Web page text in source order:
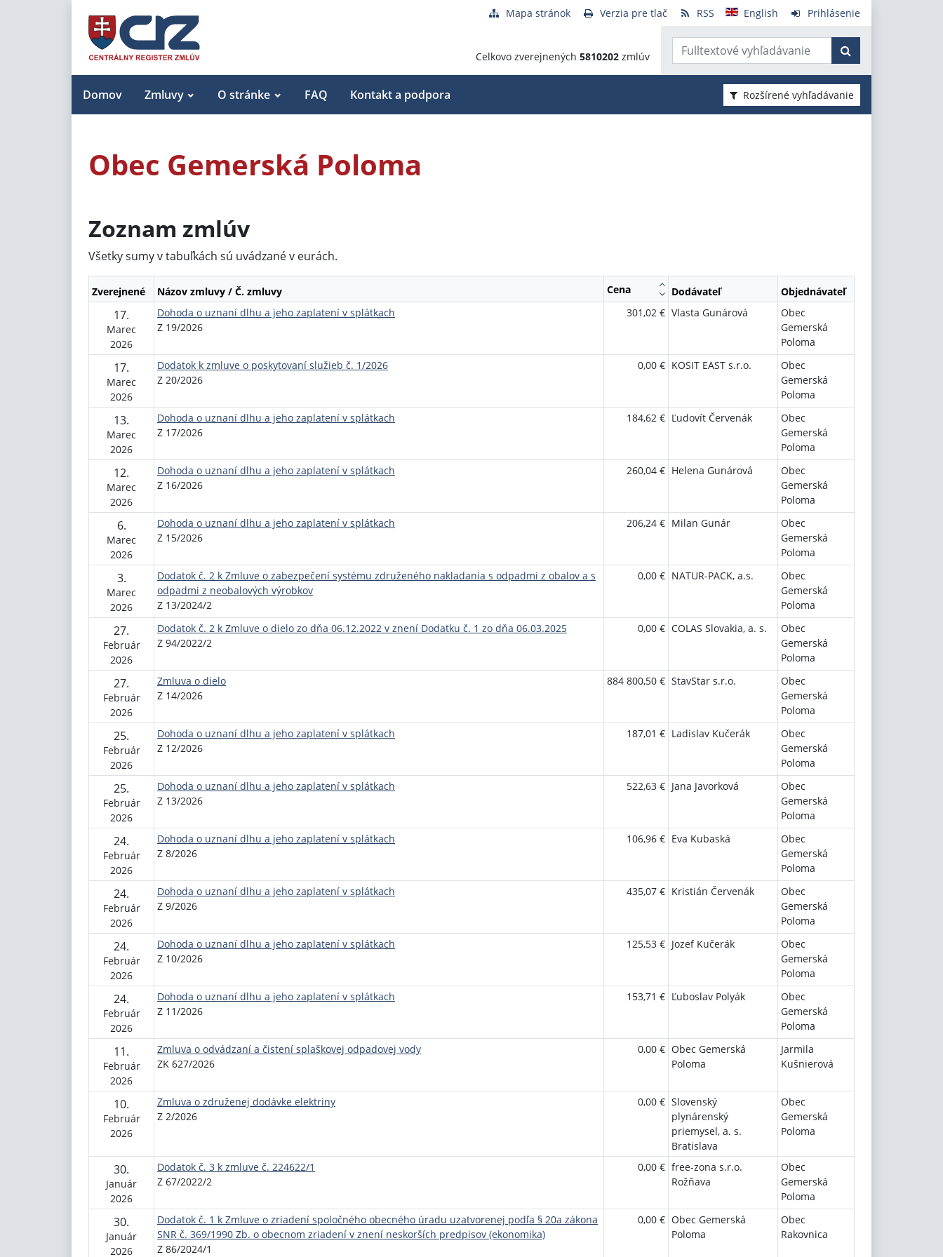
Mapa stránok Verzia pre tlač RSS English Prihlásenie
Celkovo zverejnených 5810202 zmlúv
Domov Zmluvy O stránke FAQ Kontakt a podpora Rozšírené vyhľadávanie
Obec Gemerská Poloma
Zoznam zmlúv
Všetky sumy v tabuľkách sú uvádzané v eurách.
Zverejnené Názov zmluvy / Č. zmluvy Cena Dodávateľ Objednávateľ
17.
Marec
2026
Dohoda o uznaní dlhu a jeho zaplatení v splátkach
Z 19/2026
301,02 € Vlasta Gunárová
Obec
Gemerská
Poloma
17.
Marec
2026
Dodatok k zmluve o poskytovaní služieb č. 1/2026
Z 20/2026
0,00 € KOSIT EAST s.r.o.
Obec
Gemerská
Poloma
13.
Marec
2026
Dohoda o uznaní dlhu a jeho zaplatení v splátkach
Z 17/2026
184,62 € Ľudovít Červenák
Obec
Gemerská
Poloma
12.
Marec
2026
Dohoda o uznaní dlhu a jeho zaplatení v splátkach
Z 16/2026
260,04 € Helena Gunárová
Obec
Gemerská
Poloma
6.
Marec
2026
Dohoda o uznaní dlhu a jeho zaplatení v splátkach
Z 15/2026
206,24 € Milan Gunár
Obec
Gemerská
Poloma
3.
Marec
2026
Dodatok č. 2 k Zmluve o zabezpečení systému združeného nakladania s odpadmi z obalov a s
odpadmi z neobalových výrobkov
Z 13/2024/2
0,00 € NATUR-PACK, a.s.
Obec
Gemerská
Poloma
27.
Február
2026
Dodatok č. 2 k Zmluve o dielo zo dňa 06.12.2022 v znení Dodatku č. 1 zo dňa 06.03.2025
Z 94/2022/2
0,00 € COLAS Slovakia, a. s.
Obec
Gemerská
Poloma
27.
Február
2026
Zmluva o dielo
Z 14/2026
884 800,50 € StavStar s.r.o.
Obec
Gemerská
Poloma
25.
Február
2026
Dohoda o uznaní dlhu a jeho zaplatení v splátkach
Z 12/2026
187,01 € Ladislav Kučerák
Obec
Gemerská
Poloma
25.
Február
2026
Dohoda o uznaní dlhu a jeho zaplatení v splátkach
Z 13/2026
522,63 € Jana Javorková
Obec
Gemerská
Poloma
24.
Február
2026
Dohoda o uznaní dlhu a jeho zaplatení v splátkach
Z 8/2026
106,96 € Eva Kubaská
Obec
Gemerská
Poloma
24.
Február
2026
Dohoda o uznaní dlhu a jeho zaplatení v splátkach
Z 9/2026
435,07 € Kristián Červenák
Obec
Gemerská
Poloma
24.
Február
2026
Dohoda o uznaní dlhu a jeho zaplatení v splátkach
Z 10/2026
125,53 € Jozef Kučerák
Obec
Gemerská
Poloma
24.
Február
2026
Dohoda o uznaní dlhu a jeho zaplatení v splátkach
Z 11/2026
153,71 € Ľuboslav Polyák
Obec
Gemerská
Poloma
11.
Február
2026
Zmluva o odvádzaní a čistení splaškovej odpadovej vody
ZK 627/2026
0,00 € Obec Gemerská
Poloma
Jarmila
Kušnierová
10.
Február
2026
Zmluva o združenej dodávke elektriny
Z 2/2026
0,00 € Slovenský
plynárenský
priemysel, a. s.
Bratislava
Obec
Gemerská
Poloma
30.
Január
2026
Dodatok č. 3 k zmluve č. 224622/1
Z 67/2022/2
0,00 € free-zona s.r.o.
Rožňava
Obec
Gemerská
Poloma
30.
Január
2026
Dodatok č. 1 k Zmluve o zriadení spoločného obecného úradu uzatvorenej podľa § 20a zákona
SNR č. 369/1990 Zb. o obecnom zriadení v znení neskorších predpisov (ekonomika)
Z 86/2024/1
0,00 € Obec Gemerská
Poloma
Obec
Rakovnica